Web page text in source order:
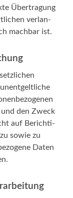
Über­tra­gung
ver­lan­
mach­bar ist.
den Zweck
auf Berich­ti­
sowie zu
Daten